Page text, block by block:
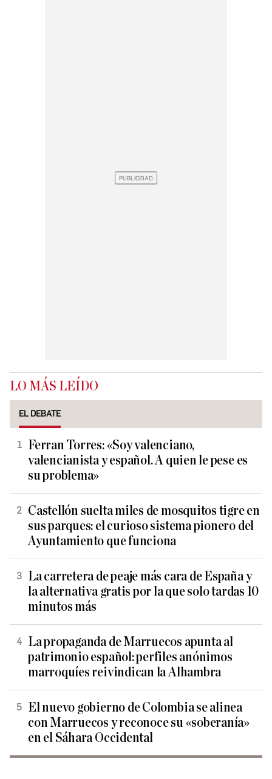
LO MÁS LEÍDO
EL DEBATE
Ferran Torres: «Soy valenciano,
valencianista y español. A quien le pese es
su problema»
Castellón suelta miles de mosquitos tigre en
sus parques: el curioso sistema pionero del
Ayuntamiento que funciona
La carretera de peaje más cara de España y
la alternativa gratis por la que solo tardas 10
minutos más
La propaganda de Marruecos apunta al
patrimonio español: perfiles anónimos
marroquíes reivindican la Alhambra
El nuevo gobierno de Colombia se alinea
con Marruecos y reconoce su «soberanía»
en el Sáhara Occidental